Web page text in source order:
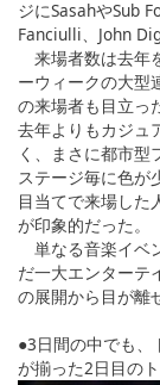
ジにSasahやSub
Fanciulli、John
来場者数は去年
ーウィークの大型
の来場者も目立っ
去年よりもカジュ
く、まさに都市型
ステージ毎に色が
目当てで来場した
が印象的だった。
単なる音楽イベ
だ一大エンターテ
の展開から目が離
●3日間の中でも
が揃った2日目の